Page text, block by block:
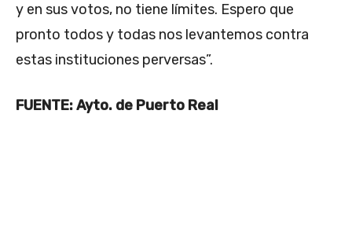
y en sus votos, no tiene límites. Espero que
pronto todos y todas nos levantemos contra
estas instituciones perversas”.
FUENTE: Ayto. de Puerto Real